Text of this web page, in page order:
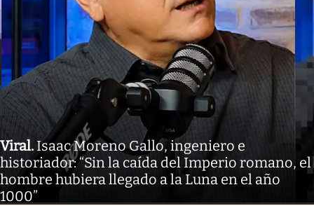
Viral. Isaac Moreno Gallo, ingeniero e
historiador: “Sin la caída del Imperio romano, el
hombre hubiera llegado a la Luna en el año
1000”